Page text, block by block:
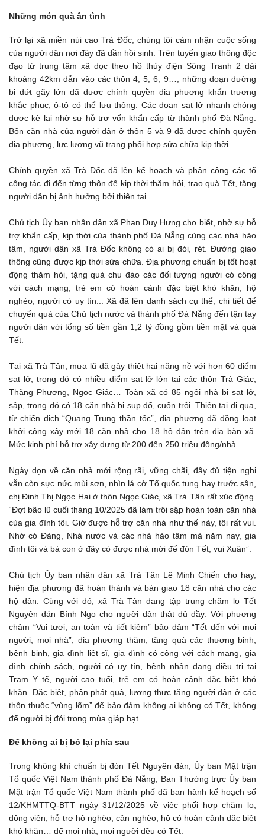
Những món quà ân tình
Trở lại xã miền núi cao Trà Đốc, chúng tôi cảm nhận cuộc sống
của người dân nơi đây đã dần hồi sinh. Trên tuyến giao thông độc
đạo từ trung tâm xã dọc theo hồ thủy điện Sông Tranh 2 dài
khoảng 42km dẫn vào các thôn 4, 5, 6, 9…, những đoạn đường
bị đứt gãy lớn đã được chính quyền địa phương khẩn trương
khắc phục, ô-tô có thể lưu thông. Các đoạn sạt lở nhanh chóng
được kè lại nhờ sự hỗ trợ vốn khẩn cấp từ thành phố Đà Nẵng.
Bốn căn nhà của người dân ở thôn 5 và 9 đã được chính quyền
địa phương, lực lượng vũ trang phối hợp sửa chữa kịp thời.
Chính quyền xã Trà Đốc đã lên kế hoạch và phân công các tổ
công tác đi đến từng thôn để kịp thời thăm hỏi, trao quà Tết, tặng
người dân bị ảnh hưởng bởi thiên tai.
Chủ tịch Ủy ban nhân dân xã Phan Duy Hưng cho biết, nhờ sự hỗ
trợ khẩn cấp, kịp thời của thành phố Đà Nẵng cùng các nhà hảo
tâm, người dân xã Trà Đốc không có ai bị đói, rét. Đường giao
thông cũng được kịp thời sửa chữa. Địa phương chuẩn bị tốt hoạt
động thăm hỏi, tặng quà chu đáo các đối tượng người có công
với cách mạng; trẻ em có hoàn cảnh đặc biệt khó khăn; hộ
nghèo, người có uy tín... Xã đã lên danh sách cụ thể, chi tiết để
chuyển quà của Chủ tịch nước và thành phố Đà Nẵng đến tận tay
người dân với tổng số tiền gần 1,2 tỷ đồng gồm tiền mặt và quà
Tết.
Tại xã Trà Tân, mưa lũ đã gây thiệt hại nặng nề với hơn 60 điểm
sạt lở, trong đó có nhiều điểm sạt lở lớn tại các thôn Trà Giác,
Thăng Phương, Ngọc Giác… Toàn xã có 85 ngôi nhà bị sạt lở,
sập, trong đó có 18 căn nhà bị sụp đổ, cuốn trôi. Thiên tai đi qua,
từ chiến dịch “Quang Trung thần tốc”, địa phương đã đồng loạt
khởi công xây mới 18 căn nhà cho 18 hộ dân trên địa bàn xã.
Mức kinh phí hỗ trợ xây dựng từ 200 đến 250 triệu đồng/nhà.
Ngày dọn về căn nhà mới rộng rãi, vững chãi, đầy đủ tiện nghi
vẫn còn sực nức mùi sơn, nhìn lá cờ Tổ quốc tung bay trước sân,
chị Đinh Thị Ngọc Hai ở thôn Ngọc Giác, xã Trà Tân rất xúc động.
“Đợt bão lũ cuối tháng 10/2025 đã làm trôi sập hoàn toàn căn nhà
của gia đình tôi. Giờ được hỗ trợ căn nhà như thế này, tôi rất vui.
Nhờ có Đảng, Nhà nước và các nhà hảo tâm mà năm nay, gia
đình tôi và bà con ở đây có được nhà mới để đón Tết, vui Xuân”.
Chủ tịch Ủy ban nhân dân xã Trà Tân Lê Minh Chiến cho hay,
hiện địa phương đã hoàn thành và bàn giao 18 căn nhà cho các
hộ dân. Cùng với đó, xã Trà Tân đang tập trung chăm lo Tết
Nguyên đán Bính Ngọ cho người dân thật đủ đầy. Với phương
châm “Vui tươi, an toàn và tiết kiệm” bảo đảm “Tết đến với mọi
người, mọi nhà”, địa phương thăm, tặng quà các thương binh,
bệnh binh, gia đình liệt sĩ, gia đình có công với cách mạng, gia
đình chính sách, người có uy tín, bệnh nhân đang điều trị tại
Trạm Y tế, người cao tuổi, trẻ em có hoàn cảnh đặc biệt khó
khăn. Đặc biệt, phân phát quà, lương thực tặng người dân ở các
thôn thuộc “vùng lõm” để bảo đảm không ai không có Tết, không
để người bị đói trong mùa giáp hạt.
Để không ai bị bỏ lại phía sau
Trong không khí chuẩn bị đón Tết Nguyên đán, Ủy ban Mặt trận
Tổ quốc Việt Nam thành phố Đà Nẵng, Ban Thường trực Ủy ban
Mặt trận Tổ quốc Việt Nam thành phố đã ban hành kế hoạch số
12/KHMTTQ-BTT ngày 31/12/2025 về việc phối hợp chăm lo,
động viên, hỗ trợ hộ nghèo, cận nghèo, hộ có hoàn cảnh đặc biệt
khó khăn… để mọi nhà, mọi người đều có Tết.